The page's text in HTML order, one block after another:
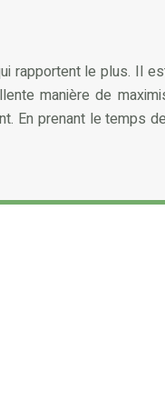
rapportent le plus. Il
manière de
En prenant le temps